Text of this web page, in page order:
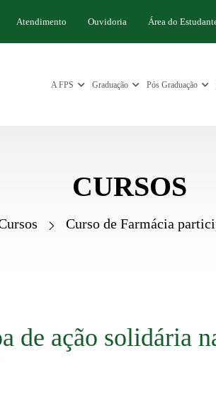
Atendimento Ouvidoria Área do
A FPS Graduação Pós Graduação
CURSOS
Curso de Farmácia
de ação solidária